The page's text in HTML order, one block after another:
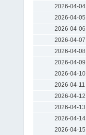
2026-04-04
2026-04-05
2026-04-06
2026-04-07
2026-04-08
2026-04-09
2026-04-10
2026-04-11
2026-04-12
2026-04-13
2026-04-14
2026-04-15